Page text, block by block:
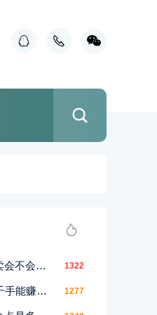
伦敦金亏了一直不卖会不会赚回来 1322
伦敦金每涨1美元1千手能赚多少 1277